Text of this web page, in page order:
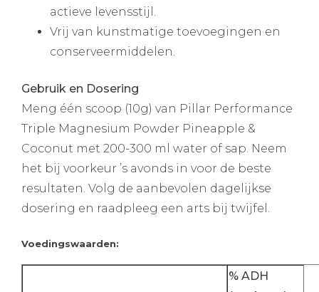
actieve levensstijl.
Vrij van kunstmatige toevoegingen en
conserveermiddelen.
Gebruik en Dosering
Meng één scoop (10g) van Pillar Performance
Triple Magnesium Powder Pineapple &
Coconut met 200-300 ml water of sap. Neem
het bij voorkeur ’s avonds in voor de beste
resultaten. Volg de aanbevolen dagelijkse
dosering en raadpleeg een arts bij twijfel.
Voedingswaarden:
% ADH